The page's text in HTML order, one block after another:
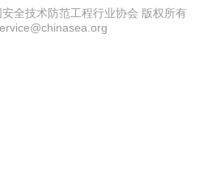
全技术防范工程行业协会 版权所有